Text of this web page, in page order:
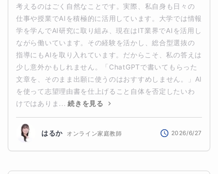
考えるのはごく自然なことです。実際、私自身も日々の
仕事や授業でAIを積極的に活用しています。大学では情報
学を学んでAI研究に取り組み、現在はIT業界でAIを活用し
ながら働いています。その経験を活かし、総合型選抜の
指導にもAIを取り入れています。だからこそ、私の答えは
少し意外かもしれません。「ChatGPTで書いてもらった
文章を、そのまま出願に使うのはおすすめしません。」AI
を使って志望理由書を仕上げること自体を否定したいわ
けではありま... 続きを見る
はるか オンライン家庭教師 2026/6/27